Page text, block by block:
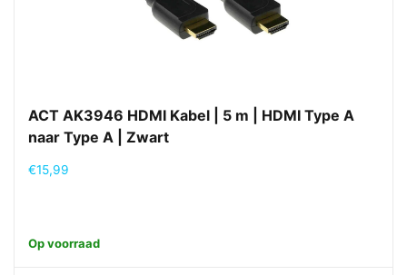
ACT AK3946 HDMI Kabel | 5 m | HDMI Type A
naar Type A | Zwart
€15,99
Op voorraad